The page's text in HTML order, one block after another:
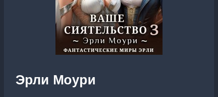
Эрли Моури